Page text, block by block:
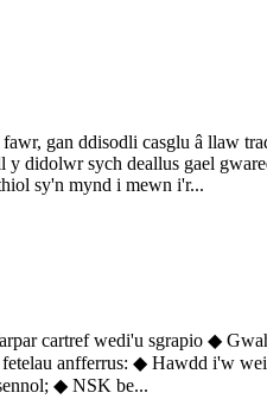
gan ddisodli casglu â llaw
didolwr sych deallus gael
sy'n mynd i mewn i'r...
cartref wedi'u sgrapio ◆
anfferrus: ◆ Hawdd i'w
◆ NSK be...